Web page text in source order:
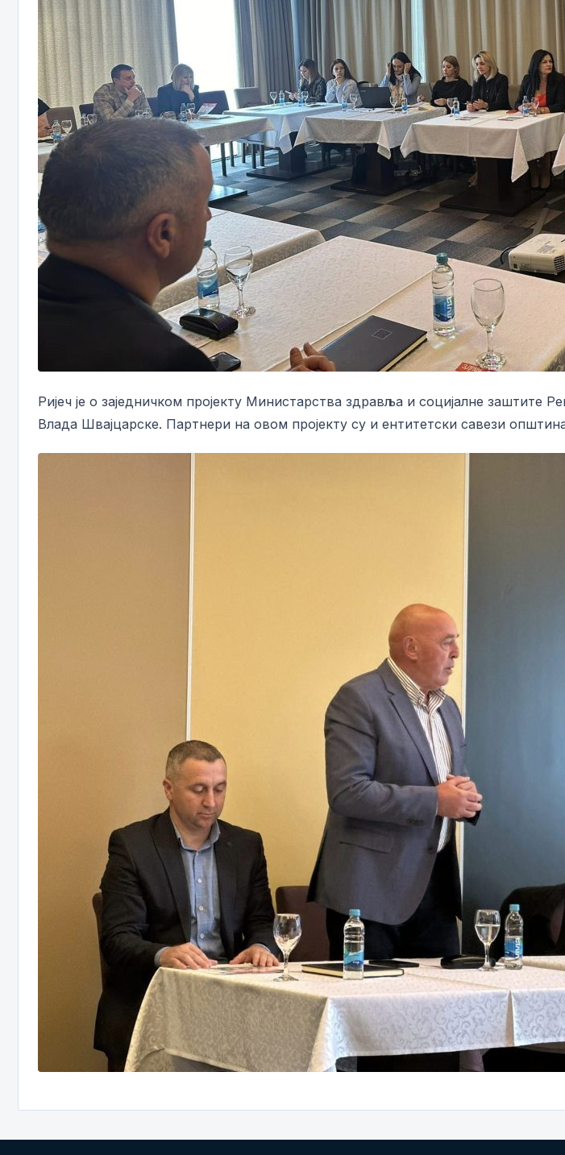
Ријеч је о заједничком пројекту Министарства здравља и социјалне заштите
Влада Швајцарске. Партнери на овом пројекту су и ентитетски савези